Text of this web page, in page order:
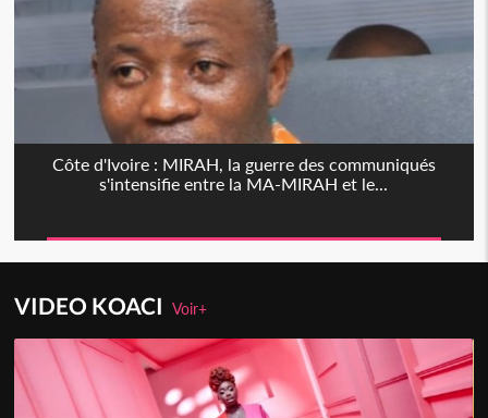
Côte d'Ivoire : MIRAH, la guerre des communiqués
s'intensifie entre la MA-MIRAH et le...
VIDEO KOACIVoir+